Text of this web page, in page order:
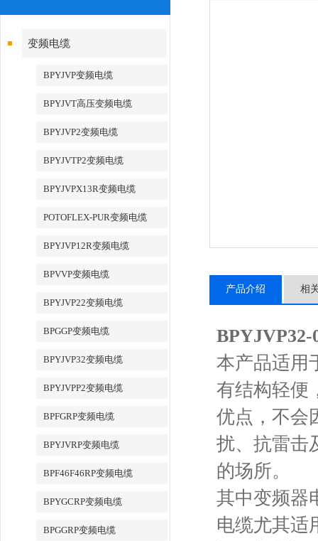
变频电缆
BPYJVP变频电缆
BPYJVT高压变频电缆
BPYJVP2变频电缆
BPYJVTP2变频电缆
BPYJVPX13R变频电缆
POTOFLEX-PUR变频电缆
BPYJVP12R变频电缆
BPVVP变频电缆
BPYJVP22变频电缆
BPGGP变频电缆
BPYJVP32变频电缆
BPYJVPP2变频电缆
BPFGRP变频电缆
BPYJVRP变频电缆
BPF46F46RP变频电缆
BPYGCRP变频电缆
BPGGRP变频电缆
产品介绍 相
本产品适用
有结构轻便
优点，不会
扰、抗雷击
的场所。
其中变频器
电缆尤其适